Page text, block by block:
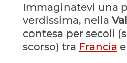
Immaginatevi una
verdissima, nella
contesa per secoli
scorso) tra Francia e